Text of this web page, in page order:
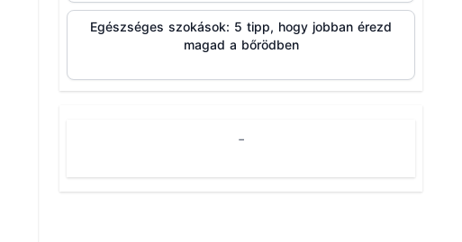
Egészséges szokások: 5 tipp, hogy jobban érezd
magad a bőrödben
-